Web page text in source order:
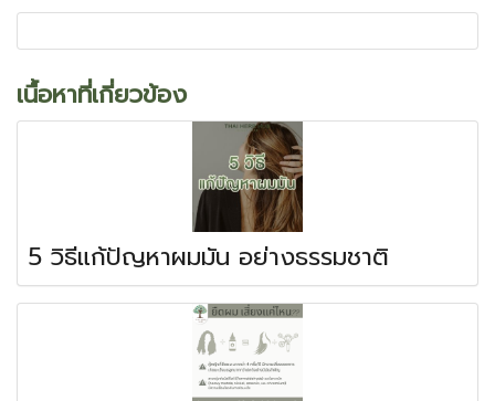
เนื้อหาที่เกี่ยวข้อง
5 วิธีแก้ปัญหาผมมัน อย่างธรรมชาติ